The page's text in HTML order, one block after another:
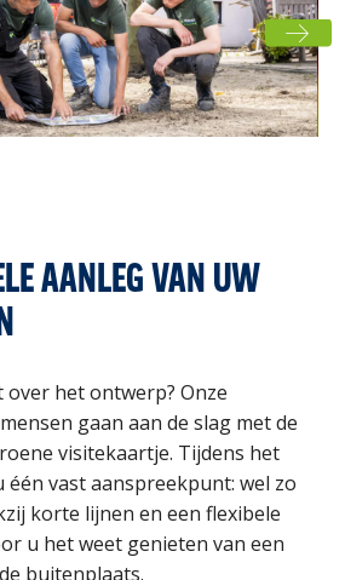
AANLEG VAN UW
het ontwerp? Onze
gaan aan de slag met de
visitekaartje. Tijdens het
één vast aanspreekpunt: wel zo
korte lijnen en een flexibele
u het weet genieten van een
buitenplaats.